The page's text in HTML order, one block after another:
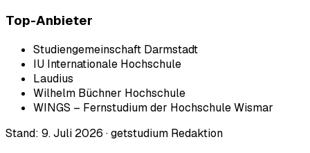
Top-Anbieter
Studiengemeinschaft Darmstadt
IU Internationale Hochschule
Laudius
Wilhelm Büchner Hochschule
WINGS – Fernstudium der Hochschule Wismar
Stand: 9. Juli 2026 ·getstudium Redaktion